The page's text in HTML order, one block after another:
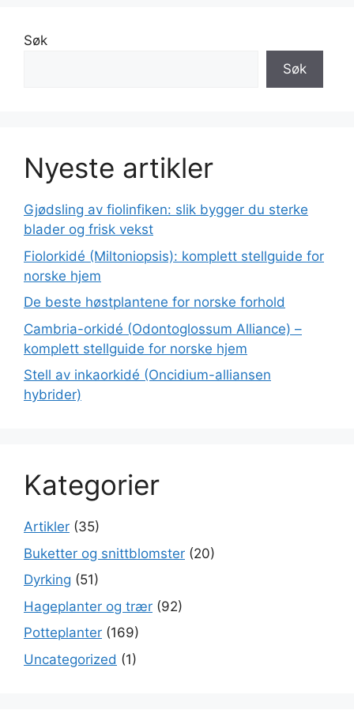
Søk
Søk
Nyeste artikler
Gjødsling av fiolinfiken: slik bygger du sterke
blader og frisk vekst
Fiolorkidé (Miltoniopsis): komplett stellguide for
norske hjem
De beste høstplantene for norske forhold
Cambria-orkidé (Odontoglossum Alliance) –
komplett stellguide for norske hjem
Stell av inkaorkidé (Oncidium-alliansen
hybrider)
Kategorier
Artikler (35)
Buketter og snittblomster (20)
Dyrking (51)
Hageplanter og trær (92)
Potteplanter (169)
Uncategorized (1)